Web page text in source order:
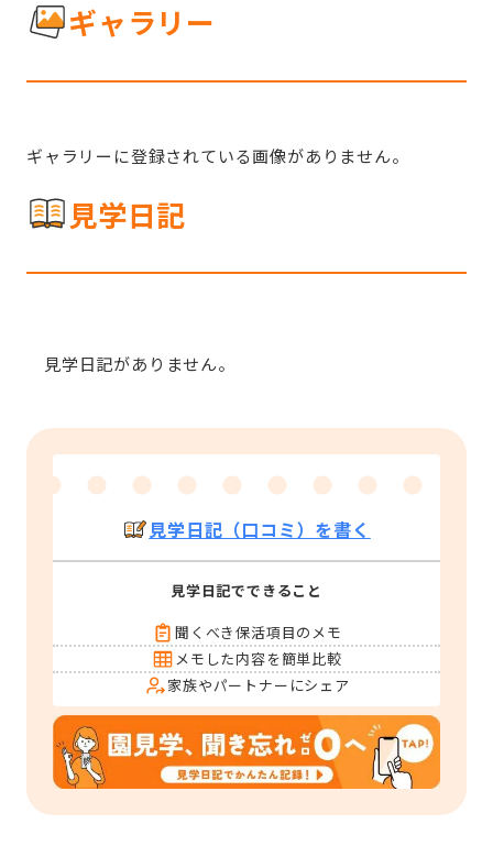
ギャラリー
ギャラリーに登録されている画像がありません。
見学日記
見学日記がありません。
見学日記（口コミ）を書く
見学日記でできること
聞くべき保活項目のメモ
メモした内容を簡単比較
家族やパートナーにシェア